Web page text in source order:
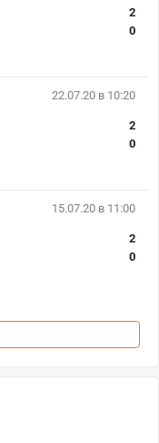
2
0
22.07.20 в 10:20
2
0
15.07.20 в 11:00
2
0